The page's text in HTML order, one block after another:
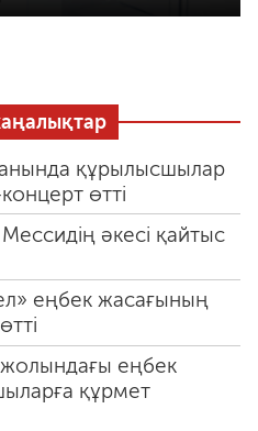
құрылысшылар
өтті
әкесі қайтыс
еңбек жасағының
жолындағы еңбек
құрмет